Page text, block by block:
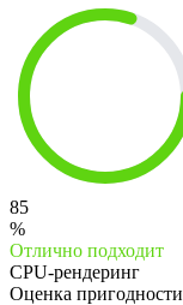
85
%
Отлично подходит
CPU-рендеринг
Оценка пригодности